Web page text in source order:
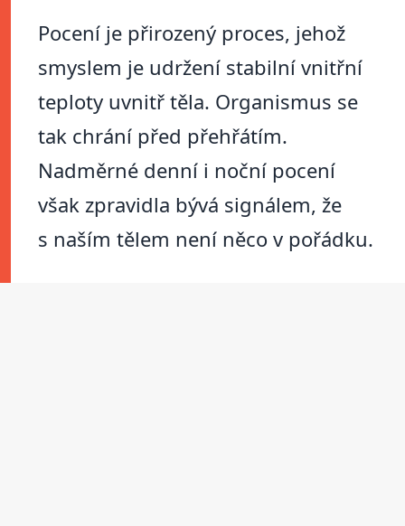
Pocení je přirozený proces, jehož
smyslem je udržení stabilní vnitřní
teploty uvnitř těla. Organismus se
tak chrání před přehřátím.
Nadměrné denní i noční pocení
však zpravidla bývá signálem, že
s naším tělem není něco v pořádku.